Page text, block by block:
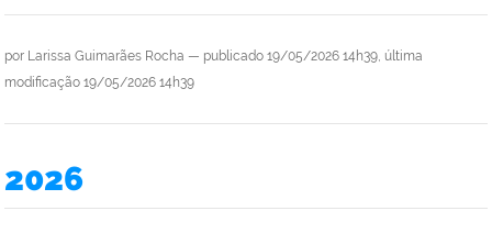
por Larissa Guimarães Rocha — publicado 19/05/2026 14h39, última
modificação 19/05/2026 14h39
2026